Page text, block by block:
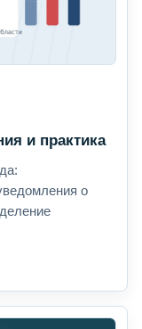
и практика
о